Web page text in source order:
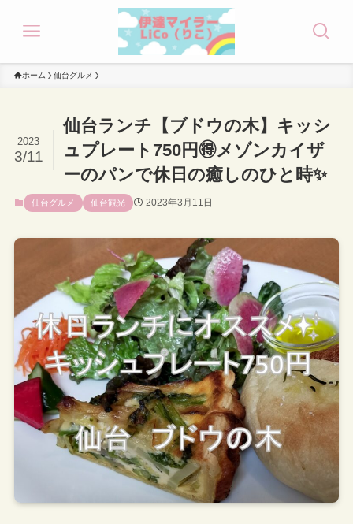
ホーム 仙台グルメ
仙台ランチ【ブドウの木】キッシ
ュプレート750円🉐メゾンカイザ
ーのパンで休日の癒しのひと時✨
2023
3/11
仙台グルメ 仙台観光 2023年3月11日